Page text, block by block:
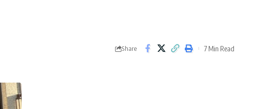
Share 7 Min Read